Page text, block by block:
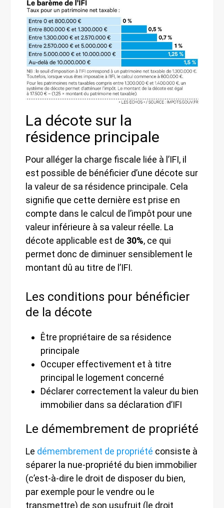
La décote sur la
résidence principale
Pour alléger la charge fiscale liée à l’IFI, il
est possible de bénéficier d’une décote sur
la valeur de sa résidence principale. Cela
signifie que cette dernière est prise en
compte dans le calcul de l’impôt pour une
valeur inférieure à sa valeur réelle. La
décote applicable est de 30%, ce qui
permet donc de diminuer sensiblement le
montant dû au titre de l’IFI.
Les conditions pour bénéficier
de la décote
Être propriétaire de sa résidence
principale
Occuper effectivement et à titre
principal le logement concerné
Déclarer correctement la valeur du bien
immobilier dans sa déclaration d’IFI
Le démembrement de propriété
Le démembrement de propriété consiste à
séparer la nue-propriété du bien immobilier
(c’est-à-dire le droit de disposer du bien,
par exemple pour le vendre ou le
transmettre) de son usufruit (le droit